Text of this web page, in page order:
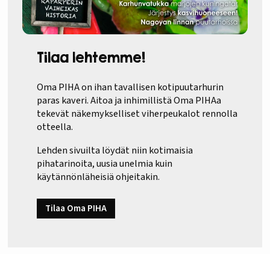
Tilaa lehtemme!
Oma PIHA on ihan tavallisen kotipuutarhurin
paras kaveri. Aitoa ja inhimillistä Oma PIHAa
tekevät näkemykselliset viherpeukalot rennolla
otteella.
Lehden sivuilta löydät niin kotimaisia
pihatarinoita, uusia unelmia kuin
käytännönläheisiä ohjeitakin.
Tilaa Oma PIHA